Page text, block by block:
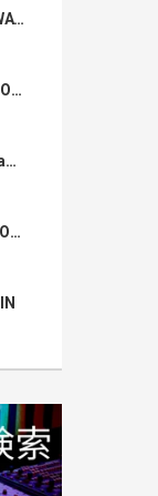
BE:FIRST – BRUCE WAYNE
ACEes【真夜中のZOO】
M!LK – You!Joy!Parade!
BABYMONSTER – MOON